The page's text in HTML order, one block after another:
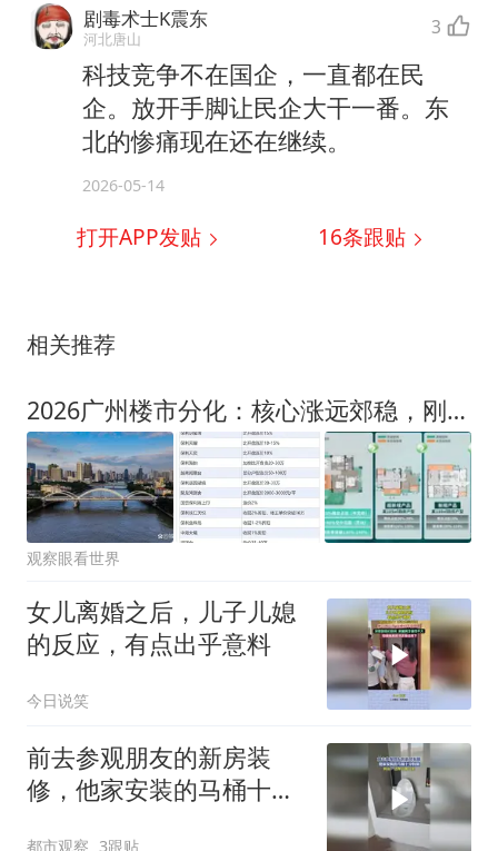
剧毒术士K震东
河北唐山 3
科技竞争不在国企，一直都在民
企。放开手脚让民企大干一番。东
北的惨痛现在还在继续。
2026-05-14
打开APP发贴 16条跟贴
相关推荐
2026广州楼市分化：核心涨远郊稳，刚需盘也动了
观察眼看世界
女儿离婚之后，儿子儿媳
的反应，有点出乎意料
今日说笑
前去参观朋友的新房装
修，他家安装的马桶十分
都市观察 3跟贴